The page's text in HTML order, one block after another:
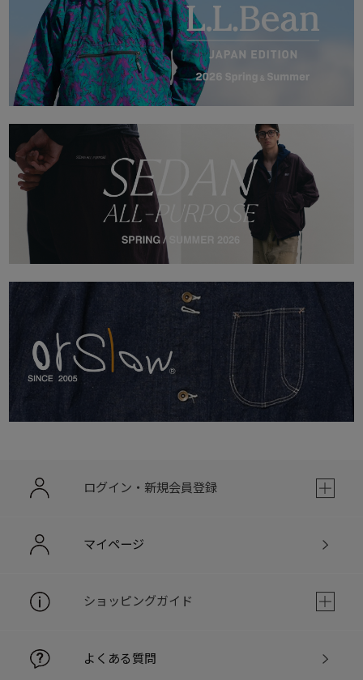
ログイン・新規会員登録
マイページ
ショッピングガイド
よくある質問